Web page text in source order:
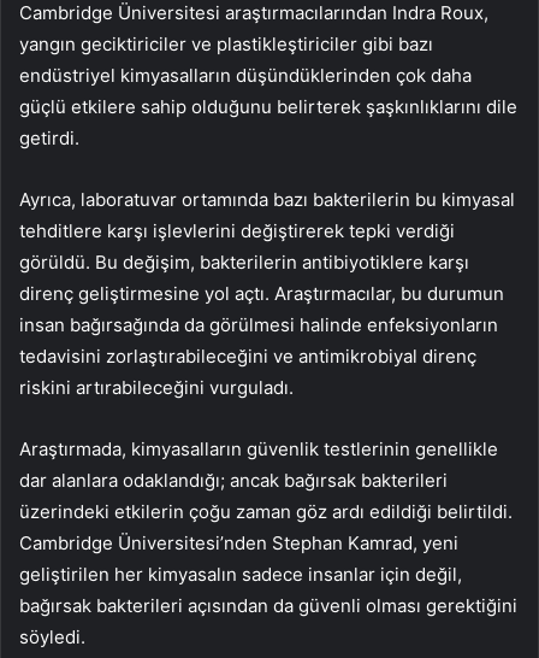
Cambridge Üniversitesi araştırmacılarından Indra Roux,
yangın geciktiriciler ve plastikleştiriciler gibi bazı
endüstriyel kimyasalların düşündüklerinden çok daha
güçlü etkilere sahip olduğunu belirterek şaşkınlıklarını dile
getirdi.
Ayrıca, laboratuvar ortamında bazı bakterilerin bu kimyasal
tehditlere karşı işlevlerini değiştirerek tepki verdiği
görüldü. Bu değişim, bakterilerin antibiyotiklere karşı
direnç geliştirmesine yol açtı. Araştırmacılar, bu durumun
insan bağırsağında da görülmesi halinde enfeksiyonların
tedavisini zorlaştırabileceğini ve antimikrobiyal direnç
riskini artırabileceğini vurguladı.
Araştırmada, kimyasalların güvenlik testlerinin genellikle
dar alanlara odaklandığı; ancak bağırsak bakterileri
üzerindeki etkilerin çoğu zaman göz ardı edildiği belirtildi.
Cambridge Üniversitesi’nden Stephan Kamrad, yeni
geliştirilen her kimyasalın sadece insanlar için değil,
bağırsak bakterileri açısından da güvenli olması gerektiğini
söyledi.